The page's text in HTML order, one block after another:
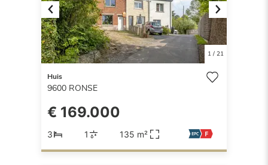
Previous Next
1/ 21
Huis
9600 RONSE
€ 169.000
3 1 135 m²